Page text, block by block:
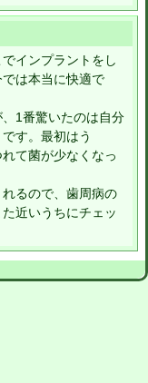
インプラントをし
は本当に快適で
1番驚いたのは自分
す。最初はう
て菌が少なくなっ
るので、歯周病の
近いうちにチェッ